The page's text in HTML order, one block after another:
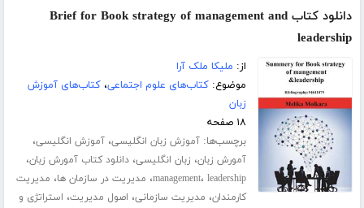
دانلود کتاب Brief for Book strategy of management and
leadership
از: ملیکا ملک آرا
موضوع:کتاب‌های علوم اجتماعی،کتاب‌های آموزش
زبان
۱۸ صفحه
برچسب‌ها:آموزش زبان انگلیسی،آموزش انگلیسی،
آمورش زبان، زبان انگلیسی،دانلود کتاب آمورش زبان،
management، leadership ، مدیریت در سازمان ها، مدیریت
کارمندان، مدیریت سازمانی، اصول مدیریت، استراتژی و